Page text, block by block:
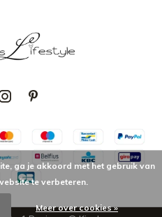
ga je akkoord met het gebruik van
te verbeteren.
Meer over cookies »